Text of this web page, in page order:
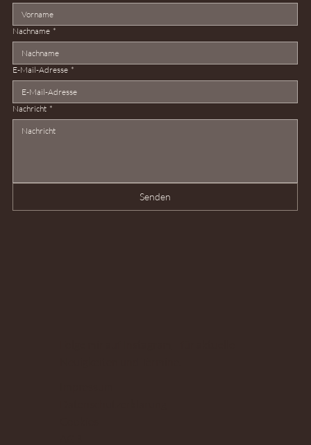
Nachname *
E-Mail-Adresse *
Nachricht *
Senden